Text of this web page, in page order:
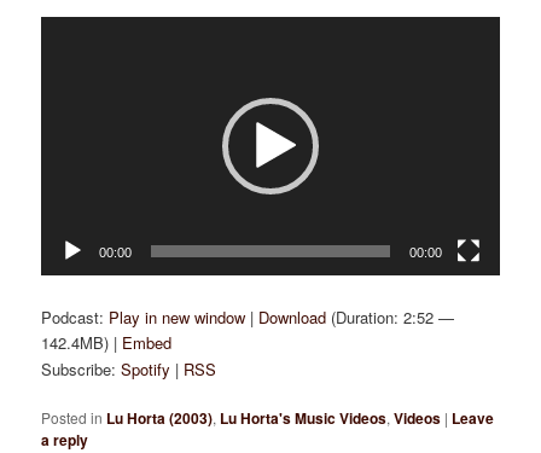
00:00 00:00
Podcast: Play in new window | Download (Duration: 2:52 —
142.4MB) | Embed
Subscribe:Spotify | RSS
Posted in Lu Horta (2003), Lu Horta's Music Videos,Videos | Leave
a reply